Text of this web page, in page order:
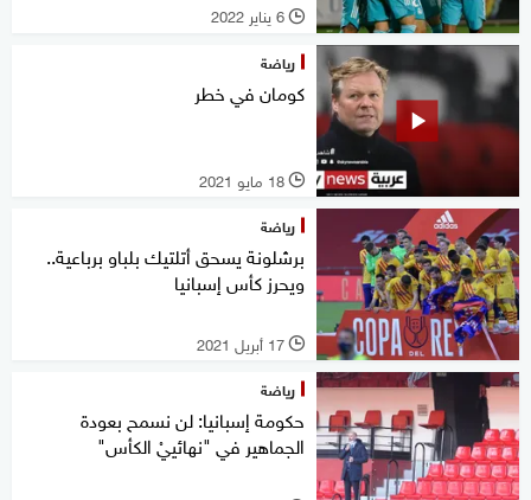
l 6 يناير 2022
رياضة
كومان في خطر
l 18 مايو 2021
رياضة
برشلونة يسحق أتلتيك بلباو برباعية..
ويحرز كأس إسبانيا
l 17 أبريل 2021
رياضة
حكومة إسبانيا: لن نسمح بعودة
الجماهير في "نهائييْ الكأس"